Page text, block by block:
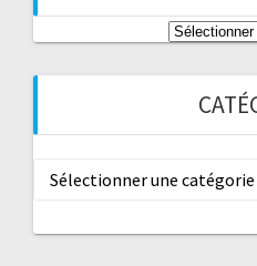
Archives
Catégories